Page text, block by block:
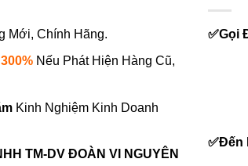
Mới, Chính Hãng.
300% Nếu Phát Hiện Hàng Cũ,
Kinh Nghiệm Kinh Doanh
TM-DV ĐOÀN VI NGUYÊN
✅Gọi
✅Đến